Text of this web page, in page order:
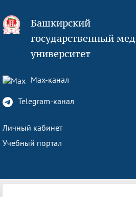
Башкирский
государственный
университет
Max-канал
Telegram-канал
Личный кабинет
Учебный портал